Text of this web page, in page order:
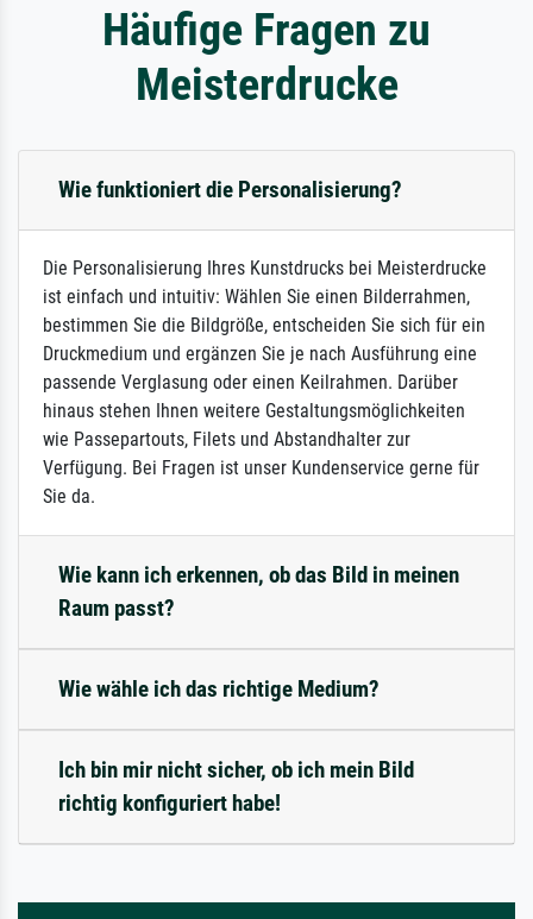
Häufige Fragen zu
Meisterdrucke
Wie funktioniert die Personalisierung?
Die Personalisierung Ihres Kunstdrucks bei Meisterdrucke
ist einfach und intuitiv: Wählen Sie einen Bilderrahmen,
bestimmen Sie die Bildgröße, entscheiden Sie sich für ein
Druckmedium und ergänzen Sie je nach Ausführung eine
passende Verglasung oder einen Keilrahmen. Darüber
hinaus stehen Ihnen weitere Gestaltungsmöglichkeiten
wie Passepartouts, Filets und Abstandhalter zur
Verfügung. Bei Fragen ist unser Kundenservice gerne für
Sie da.
Wie kann ich erkennen, ob das Bild in meinen
Raum passt?
Wie wähle ich das richtige Medium?
Ich bin mir nicht sicher, ob ich mein Bild
richtig konfiguriert habe!